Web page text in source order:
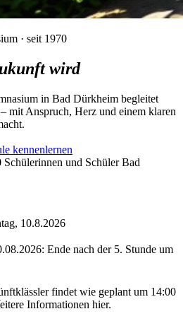
· seit 1970
wird
in Bad Dürkheim begleitet
mit Anspruch, Herz und einem klaren
kennenlernen
Schülerinnen und Schüler Bad
10.8.2026
Ende nach der 5. Stunde um
findet wie geplant um 14:00
Informationen hier.